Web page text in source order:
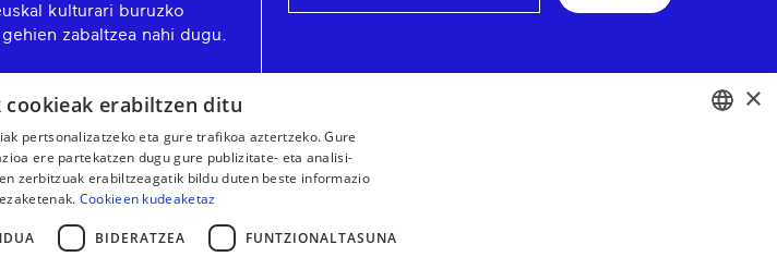
kulturari buruzko
zabaltzea nahi dugu.
×
cookieak erabiltzen ditu
pertsonalizatzeko eta gure trafikoa aztertzeko. Gure
ere partekatzen dugu gure publizitate- eta analisi-
zerbitzuak erabiltzeagatik bildu duten beste informazio
Cookieen kudeaketaz
BIDERATZEA FUNTZIONALTASUNA